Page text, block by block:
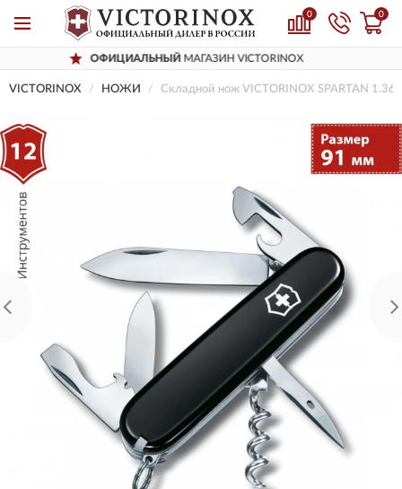
0 0
ОФИЦИАЛЬНЫЙМАГАЗИН VICTORINOX
VICTORINOX НОЖИ Складной нож VICTORINOX SPARTAN